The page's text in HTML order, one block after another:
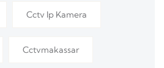
Cctv Ip Kamera
Cctvmakassar